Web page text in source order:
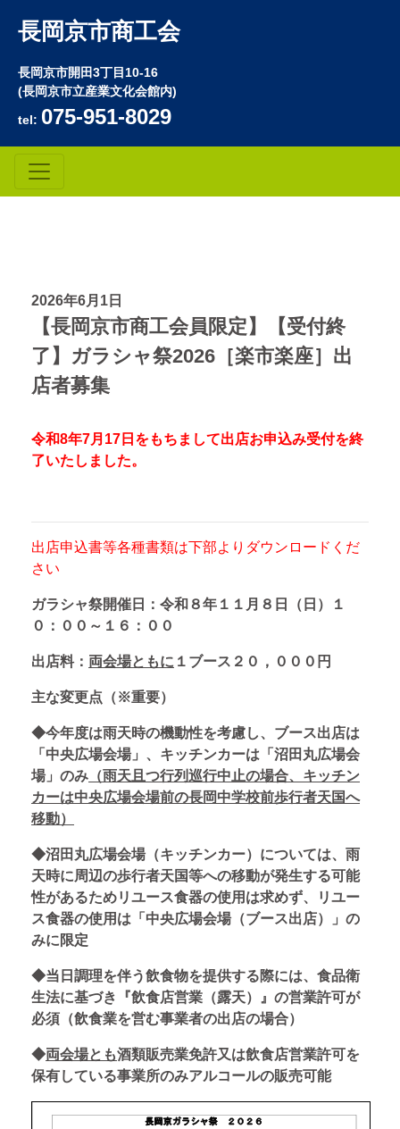
長岡京市商工会
長岡京市開田3丁目10-16
(長岡京市立産業文化会館内)
tel: 075-951-8029
2026年6月1日
【長岡京市商工会員限定】【受付終
了】ガラシャ祭2026［楽市楽座］出
店者募集
令和8年7月17日をもちまして出店お申込み受付を終
了いたしました。
出店申込書等各種書類は下部よりダウンロードくだ
さい
ガラシャ祭開催日：令和８年１１月８日（日）１
０：００～１６：００
出店料： 両会場ともに １ブース２０，０００円
主な変更点（※重要）
◆今年度は雨天時の機動性を考慮し、ブース出店は
「中央広場会場」、キッチンカーは「沼田丸広場会
場」のみ （雨天且つ行列巡行中止の場合、キッチン
カーは中央広場会場前の長岡中学校前歩行者天国へ
移動）
◆沼田丸広場会場（キッチンカー）については、雨
天時に周辺の歩行者天国等への移動が発生する可能
性があるためリユース食器の使用は求めず、リユー
ス食器の使用は「中央広場会場（ブース出店）」の
みに限定
◆当日調理を伴う飲食物を提供する際には、食品衛
生法に基づき『飲食店営業（露天）』の営業許可が
必須（飲食業を営む事業者の出店の場合）
◆両会場とも酒類販売業免許又は飲食店営業許可を
保有している事業所のみアルコールの販売可能